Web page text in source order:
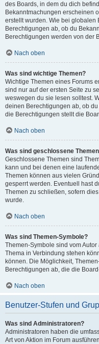
des Boards, in dem du dich
Bekanntmachungen erscheinen
erstellt wurden. Wie bei globalen
Berechtigungen ab, ob du
Berechtigungen werden von der
Nach oben
Was sind wichtige Themen?
Wichtige Themen eines Forums
sind nur auf der ersten Seite zu
weswegen du sie lesen solltest.
deinen Berechtigungen ab, ob
die Berechtigungen stellt die
Nach oben
Was sind geschlossene
Geschlossene Themen sind
kann und bei denen eine
Themen können aus vielen
gesperrt werden. Eventuell hast
Themen zu schließen, sofern
wurde.
Nach oben
Was sind Themen-Symbole?
Themen-Symbole sind vom
Thema in Verbindung stehen
können. Die Möglichkeit,
Berechtigungen ab, die die
Nach oben
Benutzer-Stufen und
Was sind Administratoren?
Administratoren haben die
Art von Aktion im Forum